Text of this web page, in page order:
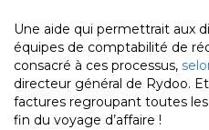
Une aide qui permettrait aux
équipes de comptabilité de
consacré à ces processus,
directeur général de Rydoo.
factures regroupant toutes
fin du voyage d’affaire !